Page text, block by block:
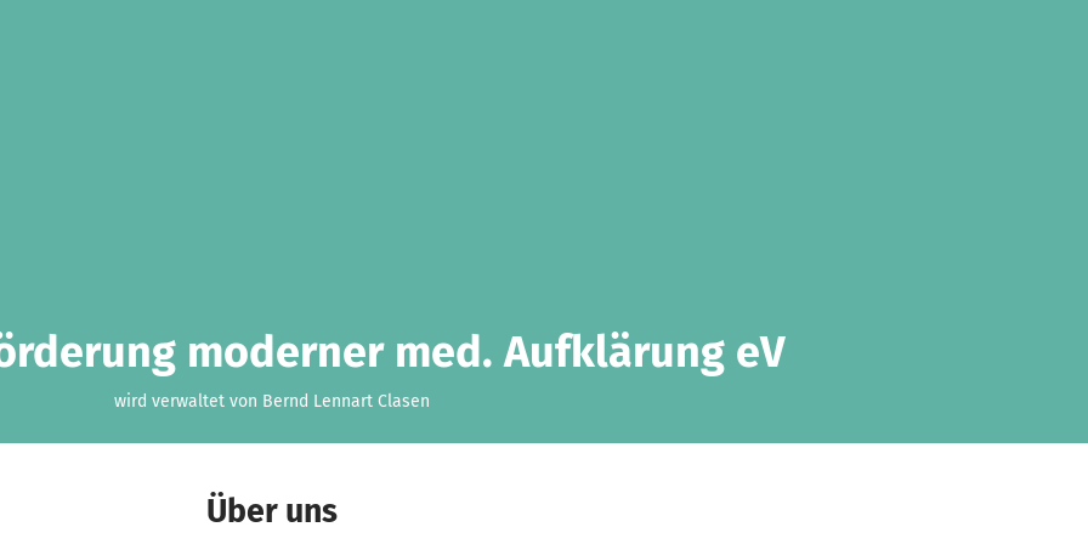
moderner med. Aufklärung eV
wird verwaltet von Bernd Lennart Clasen
Über uns